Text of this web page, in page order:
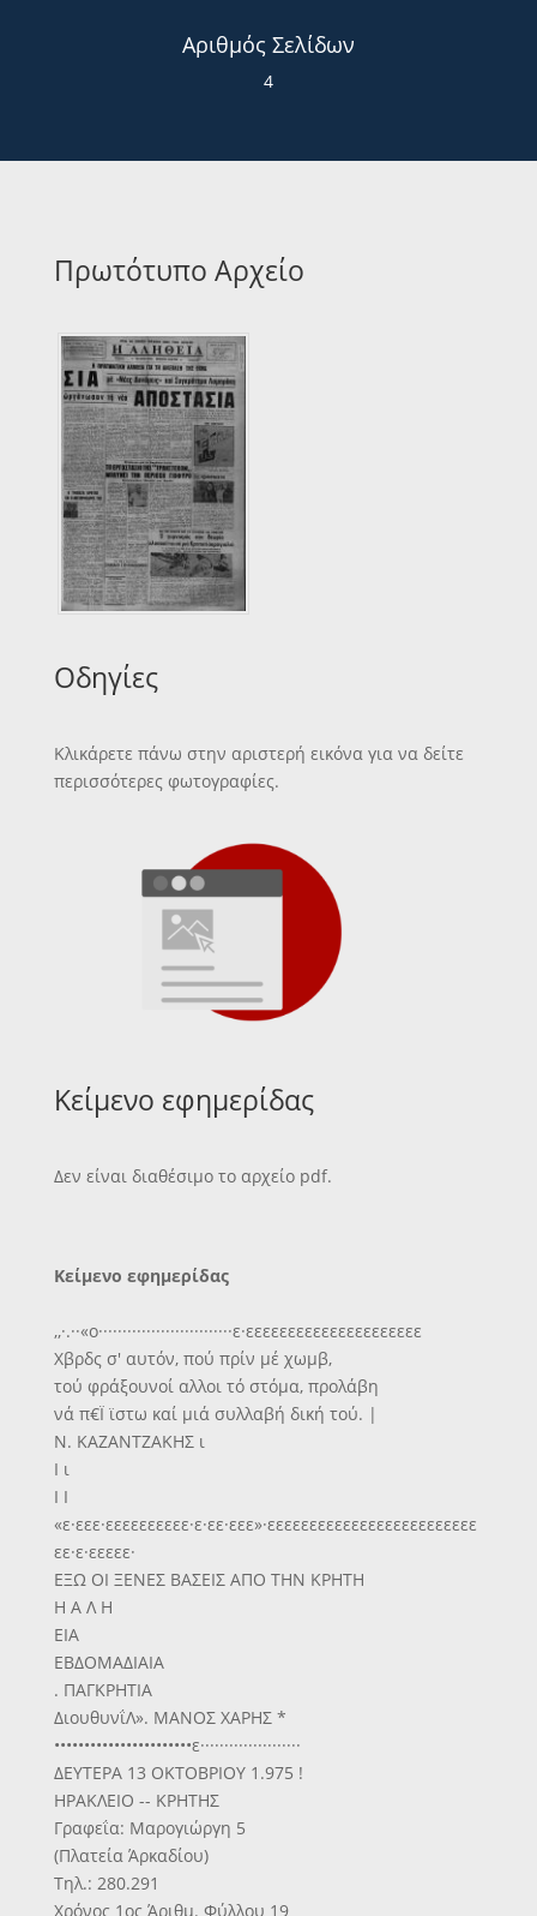
Αριθμός Σελίδων
4
Πρωτότυπο Αρχείο
Οδηγίες
Κλικάρετε πάνω στην αριστερή εικόνα για να δείτε
περισσότερες φωτογραφίες.
Κείμενο εφημερίδας
Δεν είναι διαθέσιμο το αρχείο pdf.
Κείμενο εφημερίδας
,,·.··«ο····························ε·εεεεεεεεεεεεεεεεεεεεε
Χβρδς σ' αυτόν, πού πρίν μέ χωμβ,
τού φράξουνοί αλλοι τό στόμα, προλάβη
νά π€Ϊ ϊστω καί μιά συλλαβή δική τού. |
Ν. ΚΑΖΑΝΤΖΑΚΗΣ ι
Ι ι
Ι Ι
«ε·εεε·εεεεεεεεεε·ε·εε·εεε»·εεεεεεεεεεεεεεεεεεεεεεεεε
εε·ε·εεεεε·
ΕΞΩ ΟΙ ΞΕΝΕΣ ΒΑΣΕΙΣ ΑΠΟ ΤΗΝ ΚΡΗΤΗ
Η Α Λ Η
ΕΙΑ
ΕΒΔΟΜΑΔΙΑΙΑ
. ΠΑΓΚΡΗΤΙΑ
ΔιουθυνΐΛ». ΜΑΝΟΣ ΧΑΡΗΣ *
•••••••••••••••••••••••ε·····················
ΔΕΥΤΕΡΑ 13 ΟΚΤΟΒΡΙΟΥ 1.975 !
ΗΡΑΚΛΕΙΟ -- ΚΡΗΤΗΣ
Γραφεΐα: Μαρογιώργη 5
(Πλατεία Άρκαδίου)
Τηλ.: 280.291
Χρόνος 1ος Άριθμ. Φύλλου 19